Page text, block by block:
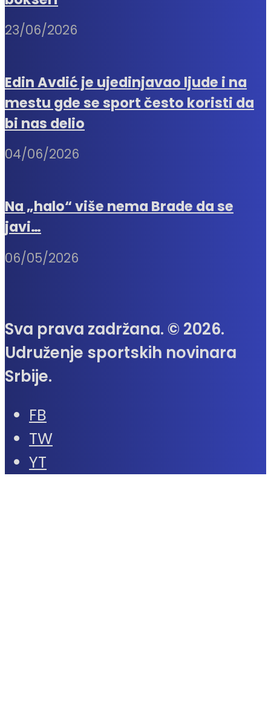
23/06/2026
Edin Avdić je ujedinjavao ljude i na
mestu gde se sport često koristi da
bi nas delio
04/06/2026
Na „halo“ više nema Brade da se
javi…
06/05/2026
Sva prava zadržana. © 2026.
Udruženje sportskih novinara
Srbije.
FB
TW
YT